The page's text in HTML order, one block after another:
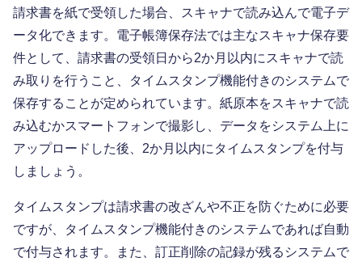
請求書を紙で受領した場合、スキャナで読み込んで電子デ
ータ化できます。電子帳簿保存法では主なスキャナ保存要
件として、請求書の受領日から2か月以内にスキャナで読
み取りを行うこと、タイムスタンプ機能付きのシステムで
保存することが定められています。紙原本をスキャナで読
み込むかスマートフォンで撮影し、データをシステム上に
アップロードした後、2か月以内にタイムスタンプを付与
しましょう。
タイムスタンプは請求書の改ざんや不正を防ぐために必要
ですが、タイムスタンプ機能付きのシステムであれば自動
で付与されます。また、訂正削除の記録が残るシステムで